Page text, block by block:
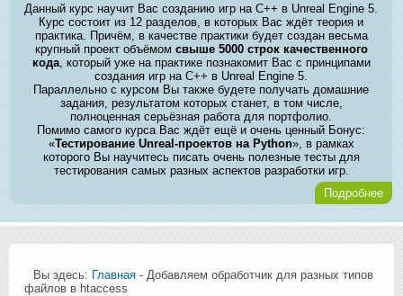
Данный курс научит Вас созданию игр на C++ в Unreal Engine 5.
Курс состоит из 12 разделов, в которых Вас ждёт теория и
практика. Причём, в качестве практики будет создан весьма
крупный проект объёмом свыше 5000 строк качественного
кода, который уже на практике познакомит Вас с принципами
создания игр на C++ в Unreal Engine 5.
Параллельно с курсом Вы также будете получать домашние
задания, результатом которых станет, в том числе,
полноценная серьёзная работа для портфолио.
Помимо самого курса Вас ждёт ещё и очень ценный Бонус:
«Тестирование Unreal-проектов на Python», в рамках
которого Вы научитесь писать очень полезные тесты для
тестирования самых разных аспектов разработки игр.
Подробнее
Вы здесь: Главная - Добавляем обработчик для разных типов
файлов в htaccess